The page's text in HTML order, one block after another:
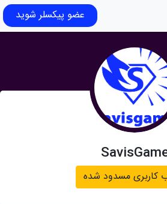
عضو پیکسلر شوید
کاربری مسدود شده